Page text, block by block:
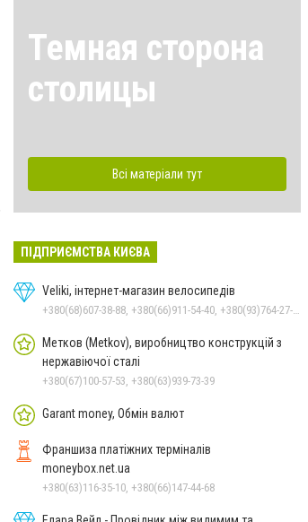
Темная сторона
столицы
Всі матеріали тут
ПІДПРИЄМСТВА КИЄВА
Veliki, інтернет-магазин велосипедів
Метков (Metkov), виробництво конструкцій з
нержавіючої сталі
+380(67)100-57-53, +380(63)939-73-39
Garant money, Обмін валют
Франшиза платіжних терміналів
moneybox.net.ua
+380(63)116-35-10, +380(66)147-44-68